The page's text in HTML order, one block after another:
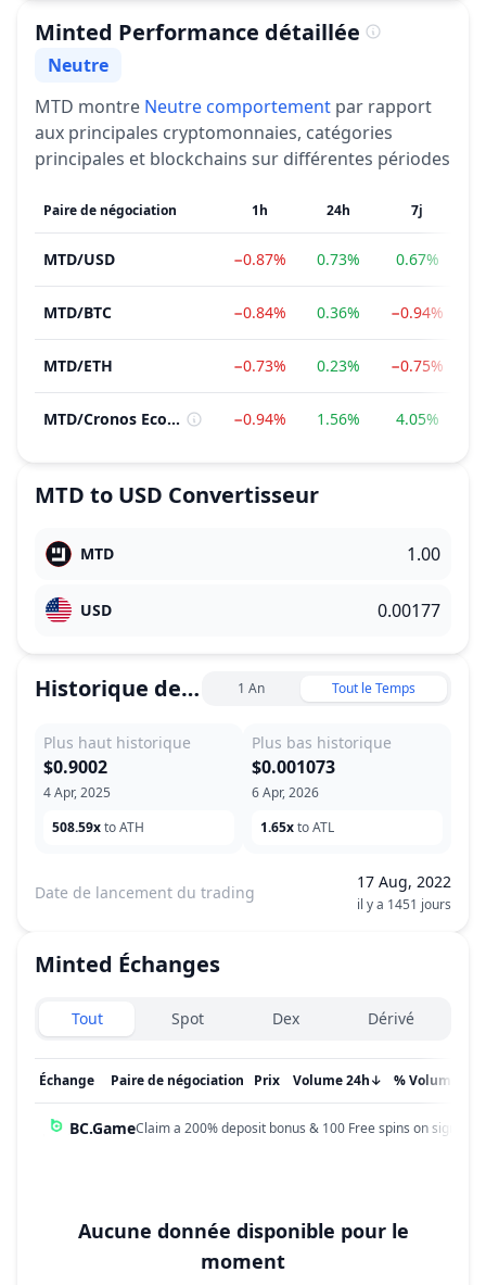
Minted Performance détaillée
Sentiment
Neutre
MTD montre Neutre comportement par rapport
aux principales cryptomonnaies, catégories
principales et blockchains sur différentes périodes
Paire de négociation 1h 24h 7j
MTD/USD −0.87% 0.73% 0.67%
MTD/BTC −0.84% 0.36% −0.94%
MTD/ETH −0.73% 0.23% −0.75%
MTD/ Cronos Ecosystem −0.94% 1.56% 4.05%
MTD to USD Convertisseur
MTD
USD
Historique des prix 1 An Tout le Temps
Plus haut historique
4 Apr, 2025
$0.9002
508.59xto ATH
Plus bas historique
6 Apr, 2026
$0.001073
1.65xto ATL
Date de lancement du trading
17 Aug, 2022
il y a 1451 jours
Minted Échanges
Exchanges type
Tout Spot Dex Dérivé
Échange Paire de négociation Prix ↓
Volume 24h % Volume
BC.GameClaim a 200% deposit bonus & 100 Free spins on sign up!
Aucune donnée disponible pour le
moment